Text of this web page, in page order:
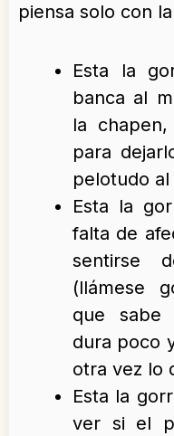
piensa solo con
Esta la
banca al
la
para
pelotudo al
Esta la
falta de
sentirse
(llámese
que sabe
dura poco
otra vez lo
Esta la
ver si el